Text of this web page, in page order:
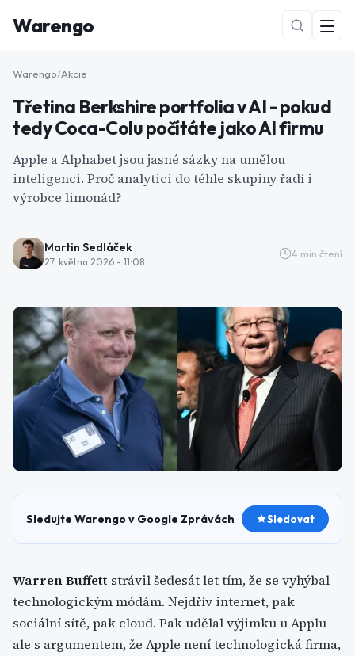
Warengo
NOVÉ
Warengo/Akcie
Třetina Berkshire portfolia v AI - pokud
tedy Coca-Colu počítáte jako AI firmu
Apple a Alphabet jsou jasné sázky na umělou
inteligenci. Proč analytici do téhle skupiny řadí i
výrobce limonád?
Martin Sedláček
27. května 2026 - 11:08
4 min čtení
Sledujte Warengo v Google Zprávách Sledovat
Warren Buffett strávil šedesát let tím, že se vyhýbal
technologickým módám. Nejdřív internet, pak
sociální sítě, pak cloud. Pak udělal výjimku u Applu -
ale s argumentem, že Apple není technologická firma,